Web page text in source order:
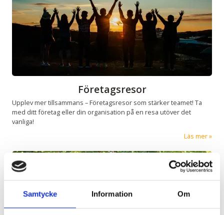
Samtycke Information Om
Företagsresor
Upplev mer tillsammans – Företagsresor som stärker teamet! Ta
med ditt företag eller din organisation på en resa utöver det
vanliga!
Läs mer